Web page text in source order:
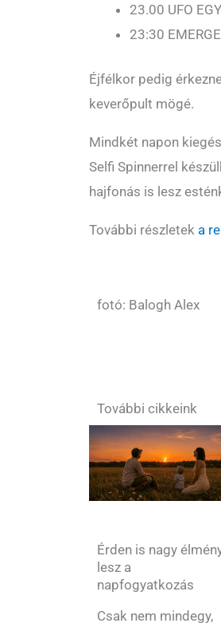
23.00 UFO
23:30
Éjfélkor pedig
keverőpult mögé.
Mindkét napon
Selfi Spinnerrel
hajfonás is lesz
További részletek a
fotó: Balogh Alex
További cikkeink
Érden is nagy
lesz a
napfogyatkozás
Csak nem mindegy,